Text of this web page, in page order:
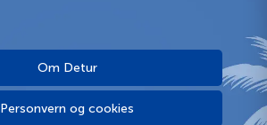
Om Detur
Personvern og cookies